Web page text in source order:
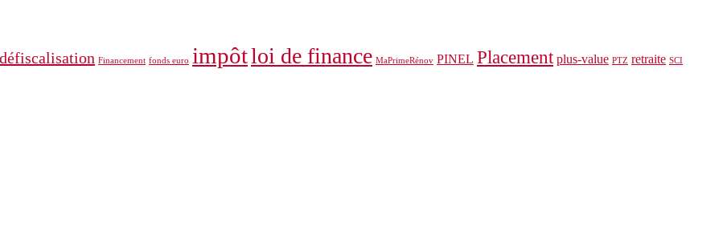
défiscalisation Financement fonds euro impôtloi de finance MaPrimeRénov PINEL Placement plus-value PTZ retraite SCI